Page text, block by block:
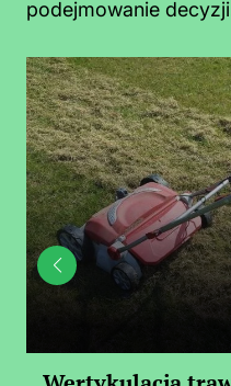
podejmowanie